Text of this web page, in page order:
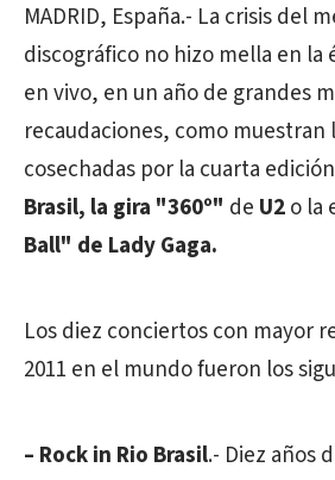
MADRID, España.- La crisis del
discográfico no hizo mella en la
en vivo, en un año de grandes
recaudaciones, como muestran
cosechadas por la cuarta
Brasil, la gira "360º" de U2o la
Ball" de Lady Gaga.
Los diez conciertos con mayor
2011 en el mundo fueron los
– Rock in Rio Brasil.- Diez años